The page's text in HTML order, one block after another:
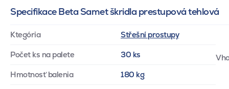
Specifikace Beta Samet škridla prestupová tehlová
Ktegória Střešní prostupy
Počet ks na palete 30 ks
Hmotnosť balenia 180 kg